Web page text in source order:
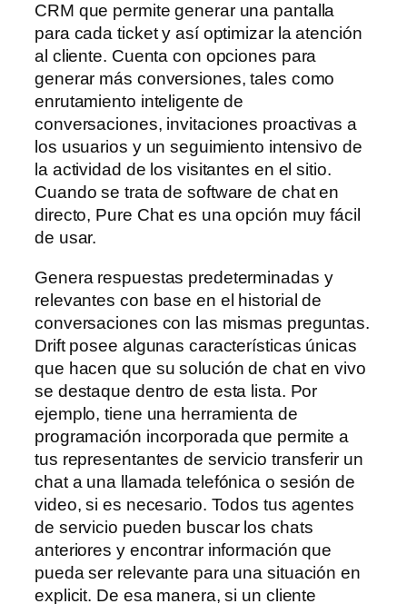
CRM que permite generar una pantalla
para cada ticket y así optimizar la atención
al cliente. Cuenta con opciones para
generar más conversiones, tales como
enrutamiento inteligente de
conversaciones, invitaciones proactivas a
los usuarios y un seguimiento intensivo de
la actividad de los visitantes en el sitio.
Cuando se trata de software de chat en
directo, Pure Chat es una opción muy fácil
de usar.
Genera respuestas predeterminadas y
relevantes con base en el historial de
conversaciones con las mismas preguntas.
Drift posee algunas características únicas
que hacen que su solución de chat en vivo
se destaque dentro de esta lista. Por
ejemplo, tiene una herramienta de
programación incorporada que permite a
tus representantes de servicio transferir un
chat a una llamada telefónica o sesión de
video, si es necesario. Todos tus agentes
de servicio pueden buscar los chats
anteriores y encontrar información que
pueda ser relevante para una situación en
explicit. De esa manera, si un cliente